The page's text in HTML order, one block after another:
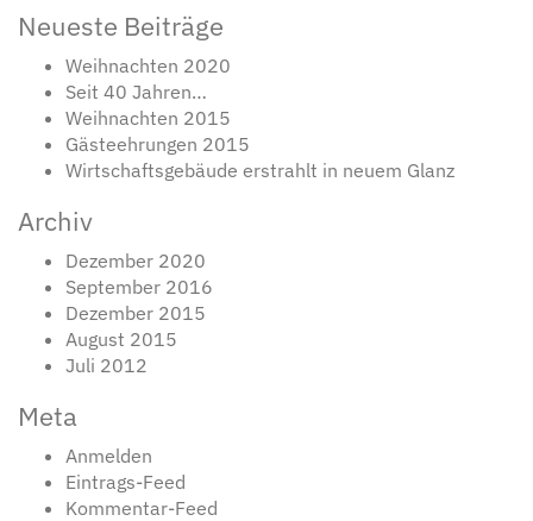
Neueste Beiträge
Weihnachten 2020
Seit 40 Jahren…
Weihnachten 2015
Gästeehrungen 2015
Wirtschaftsgebäude erstrahlt in neuem Glanz
Archiv
Dezember 2020
September 2016
Dezember 2015
August 2015
Juli 2012
Meta
Anmelden
Eintrags-Feed
Kommentar-Feed